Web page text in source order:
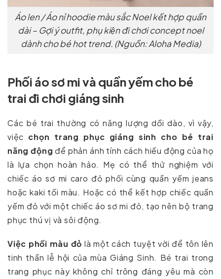
Áo len / Áo nỉ hoodie màu sắc Noel kết hợp quần
dài – Gợi ý outfit, phụ kiện đi chơi concept noel
dành cho bé hot trend. (Nguồn: Aloha Media)
Phối áo sơ mi và quần yếm cho bé
trai đi chơi giáng sinh
Các bé trai thường có năng lượng dồi dào, vì vậy,
việc chọn trang phục giáng sinh cho bé trai
năng động để phản ánh tính cách hiếu động của họ
là lựa chọn hoàn hảo. Mẹ có thể thử nghiệm với
chiếc áo sơ mi caro đỏ phối cùng quần yếm jeans
hoặc kaki tối màu. Hoặc có thể kết hợp chiếc quần
yếm đỏ với một chiếc áo sơ mi đỏ, tạo nên bộ trang
phục thú vị và sôi động.
Việc phối màu đỏ là một cách tuyệt vời để tôn lên
tinh thần lễ hội của mùa Giáng Sinh. Bé trai trong
trang phục này không chỉ trông đáng yêu mà còn